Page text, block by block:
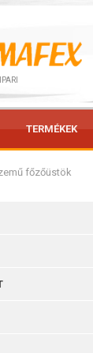
TERMÉKEK
főzőüstök